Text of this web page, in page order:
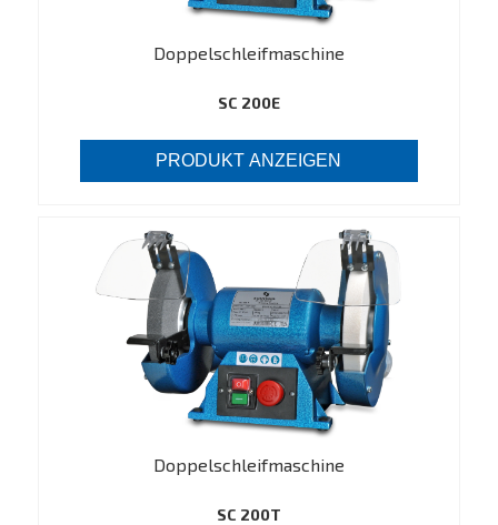
Doppelschleifmaschine
SC 200E
PRODUKT ANZEIGEN
Doppelschleifmaschine
SC 200T